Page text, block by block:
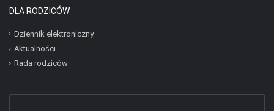
DLA RODZICÓW
Dziennik elektroniczny
Aktualności
Rada rodziców